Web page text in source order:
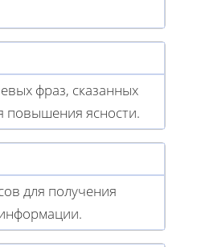
фраз, сказанных
повышения ясности.
для получения